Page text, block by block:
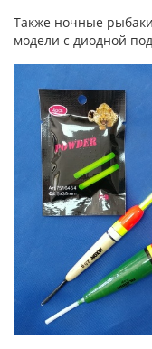
Также ночные
модели с диодной